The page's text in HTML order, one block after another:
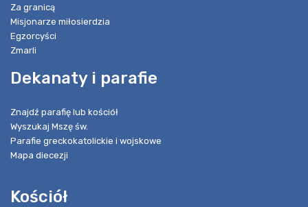
Za granicą
Misjonarze miłosierdzia
Egzorcyści
Zmarli
Dekanaty i parafie
Znajdź parafię lub kościół
Wyszukaj Mszę św.
Parafie greckokatolickie i wojskowe
Mapa diecezji
Kościół